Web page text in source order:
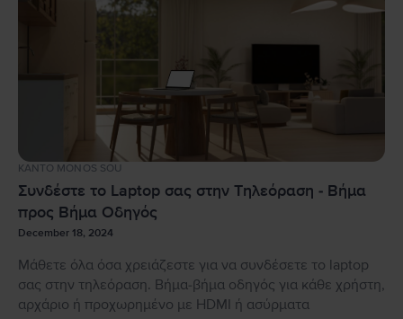
KANTO MONOS SOU
Συνδέστε το Laptop σας στην Τηλεόραση - Βήμα
προς Βήμα Οδηγός
December 18, 2024
Μάθετε όλα όσα χρειάζεστε για να συνδέσετε το laptop
σας στην τηλεόραση. Βήμα-βήμα οδηγός για κάθε χρήστη,
αρχάριο ή προχωρημένο με HDMI ή ασύρματα